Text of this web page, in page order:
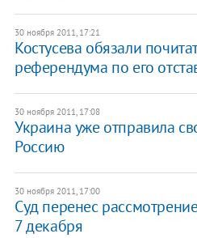
30 ноября 2011, 17:21
​Костусева обязали
референдума по его
30 ноября 2011, 17:08
Украина уже отправила
Россию
30 ноября 2011, 17:00
​Суд перенес
7 декабря